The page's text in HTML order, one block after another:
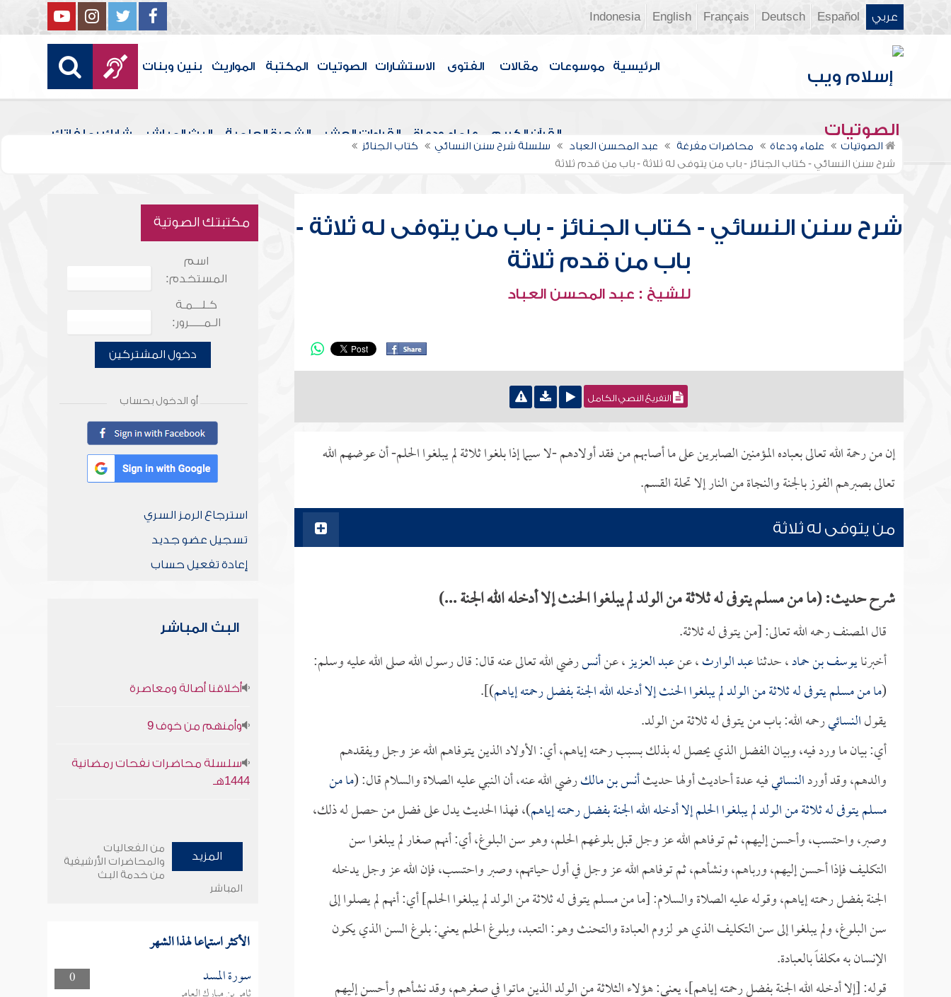
عربي Español
Deutsch
Français
English
Indonesia
الرئيسية موسوعات مقالات الفتوى الاستشارات الصوتيات المكتبة المواريث بنين وبنات
الصوتيات القرآن الكريم علماء ودعاة القراءات العشر الشجرة العلمية البث المباشر شارك بملفاتك
الصوتيات علماء ودعاة محاضرات مفرغة عبد المحسن العباد سلسلة شرح سنن النسائي
كتاب الجنائز
شرح سنن النسائي - كتاب الجنائز - باب من يتوفى له ثلاثة - باب من قدم ثلاثة
شرح سنن النسائي - كتاب الجنائز - باب من يتوفى له ثلاثة -
باب من قدم ثلاثة
للشيخ : عبد المحسن العباد
التفريغ النصي الكامل
إن من رحمة الله تعالى بعباده المؤمنين الصابرين على ما أصابهم من فقد أولادهم -لا سيما إذا بلغوا ثلاثة لم يبلغوا الحلم- أن عوضهم الله
تعالى بصبرهم الفوز بالجنة والنجاة من النار إلا تحلة القسم.
من يتوفى له ثلاثة
شرح حديث: (ما من مسلم يتوفى له ثلاثة من الولد لم يبلغوا الحنث إلا أدخله الله الجنة ...)
قال المصنف رحمه الله تعالى: [من يتوفى له ثلاثة.
أخبرنايوسف بن حماد، حدثناعبد الوارث، عنعبد العزيز، عنأنسرضي الله تعالى عنه قال: قال رسول الله صلى الله عليه وسلم:
(ما من مسلم يتوفى له ثلاثة من الولد لم يبلغوا الحنث إلا أدخله الله الجنة بفضل رحمته إياهم)].
يقولالنسائيرحمه الله: باب من يتوفى له ثلاثة من الولد.
أي: بيان ما ورد فيه، وبيان الفضل الذي يحصل له بذلك بسبب رحمته إياهم، أي: الأولاد الذين يتوفاهم الله عز وجل ويفقدهم
والدهم، وقد أوردالنسائيفيه عدة أحاديث أولها حديثأنس بن مالكرضي الله عنه، أن النبي عليه الصلاة والسلام قال: (ما من
مسلم يتوفى له ثلاثة من الولد لم يبلغوا الحلم إلا أدخله الله الجنة بفضل رحمته إياهم)، فهذا الحديث يدل على فضل من حصل له ذلك،
وصبر، واحتسب، وأحسن إليهم، ثم توفاهم الله عز وجل قبل بلوغهم الحلم، وهو سن البلوغ، أي: أنهم صغار لم يبلغوا سن
التكليف فإذا أحسن إليهم، ورباهم، ونشأهم، ثم توفاهم الله عز وجل في أول حياتهم، وصبر واحتسب، فإن الله عز وجل يدخله
الجنة بفضل رحمته إياهم، وقوله عليه الصلاة والسلام: [ما من مسلم يتوفى له ثلاثة من الولد لم يبلغوا الحلم] أي: أنهم لم يصلوا إلى
سن البلوغ، ولم يبلغوا إلى سن التكليف الذي هو لزوم العبادة والتحنث وهو: التعبد، وبلوغ الحلم يعني: بلوغ السن الذي يكون
الإنسان به مكلفاً بالعبادة.
قوله: [إلا أدخله الله الجنة بفضل رحمته إياهم]، يعني: هؤلاء الثلاثة من الولد الذين ماتوا في صغرهم، وقد نشأهم وأحسن إليهم
مكتبتك الصوتية
اسم
المستخدم:
كـلـــمـة
الـمـــــرور:
دخول المشتركين
أو الدخول بحساب
استرجاع الرمز السري
تسجيل عضو جديد
إعادة تفعيل حساب
البث المباشر
أخلاقنا أصالة ومعاصرة
وأمنهم من خوف 9
سلسلة محاضرات نفحات رمضانية
1444هـ
المزيد
من الفعاليات
والمحاضرات الأرشيفية
من خدمة البث
المباشر
الأكثر استماعا لهذا الشهر
0 سورة المسد